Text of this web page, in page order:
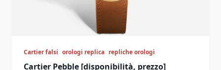
Cartier falsi orologi replica repliche orologi
Cartier Pebble [disponibilità, prezzo]